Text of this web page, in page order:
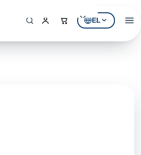
EL